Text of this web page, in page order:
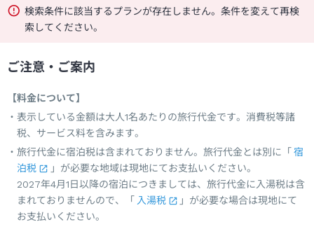
検索条件に該当するプランが存在しません。条件を変えて再検
索してください。
ご注意・ご案内
【料金について】
表示している金額は大人1名あたりの旅行代金です。消費税等諸
税、サービス料を含みます。
旅行代金に宿泊税は含まれておりません。旅行代金とは別に「 宿
泊税
」が必要な地域は現地にてお支払いください。
2027年4月1日以降の宿泊につきましては、旅行代金に入湯税は含
まれておりませんので、「 入湯税
」が必要な場合は現地にて
お支払いください。